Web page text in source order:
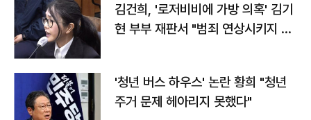
김건희, '로저비비에 가방 의혹' 김기
현 부부 재판서 "범죄 연상시키지 말
'청년 버스 하우스' 논란 황희 "청년
주거 문제 헤아리지 못했다"